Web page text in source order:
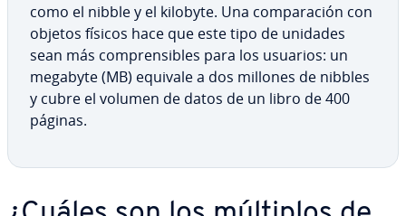
como el nibble y el kilobyte. Una co­m­pa­ra­ción con
objetos físicos hace que este tipo de unidades
sean más co­m­pre­n­si­bles para los usuarios: un
megabyte (MB) equivale a dos millones de nibbles
y cubre el volumen de datos de un libro de 400
páginas.